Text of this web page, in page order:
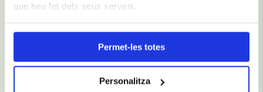
que heu fet dels seus serveis.
Permet-les totes
Personalitza
momento, no puedes venir.